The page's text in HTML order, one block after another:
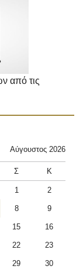
από τις
Αύγουστος 2026
Σ Κ
1 2
8 9
15 16
22 23
29 30